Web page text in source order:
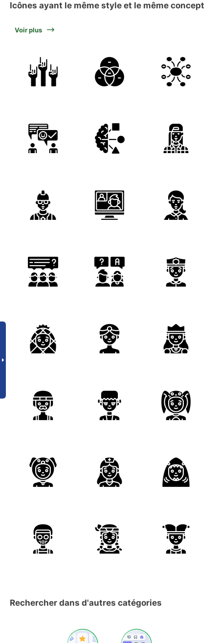
Icônes ayant le même style et le même concept
Voir plus
Rechercher dans d'autres catégories